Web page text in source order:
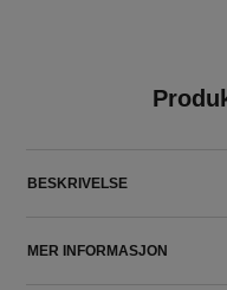
BESKRIVELSE
MER INFORMASJON